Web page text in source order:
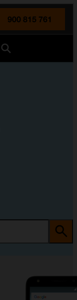
900 815 761